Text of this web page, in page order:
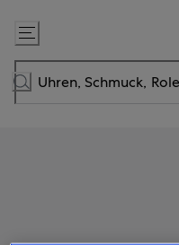
Zum
Inhalt
springen